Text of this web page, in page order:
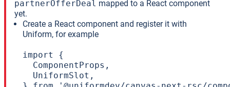
partnerOfferDeal mapped to a React component
yet.
Create a React component and register it with
Uniform, for example
import {
  ComponentProps,
  UniformSlot,